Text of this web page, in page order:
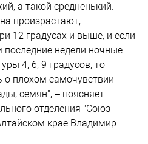
а такой средненький.
произрастают,
12 градусах и выше, и если
недели ночные
4, 6, 9 градусов, то
о плохом самочувствии
семян", – поясняет
отделения "Союз
крае Владимир